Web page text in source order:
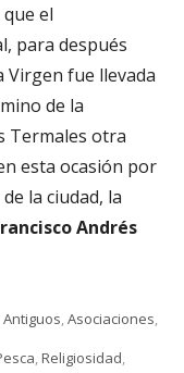
el
para después
Virgen fue llevada
de la
Termales otra
esta ocasión por
la ciudad, la
Andrés
Categorías
Antiguos,Asociaciones,
,Religiosidad,